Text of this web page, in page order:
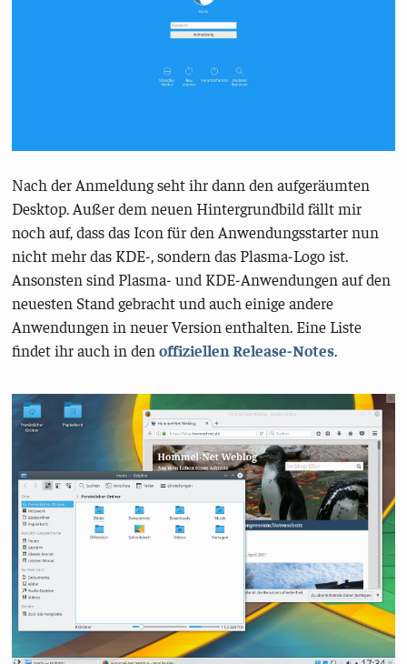
Nach der Anmeldung seht ihr dann den aufgeräumten
Desktop. Außer dem neuen Hintergrundbild fällt mir
noch auf, dass das Icon für den Anwendungsstarter nun
nicht mehr das KDE-, sondern das Plasma-Logo ist.
Ansonsten sind Plasma- und KDE-Anwendungen auf den
neuesten Stand gebracht und auch einige andere
Anwendungen in neuer Version enthalten. Eine Liste
findet ihr auch in denoffiziellen Release-Notes.